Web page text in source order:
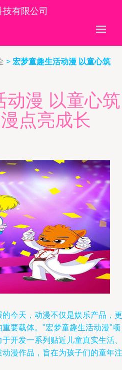
有限公司
> 宏梦童趣生活动漫 以童心筑
动漫 以童心筑
点亮成长
今天，动漫不仅是娱乐产品，更
要载体。"宏梦童趣生活动漫"项
开发一系列贴近儿童真实生活、
漫作品，旨在为孩子们的童年注